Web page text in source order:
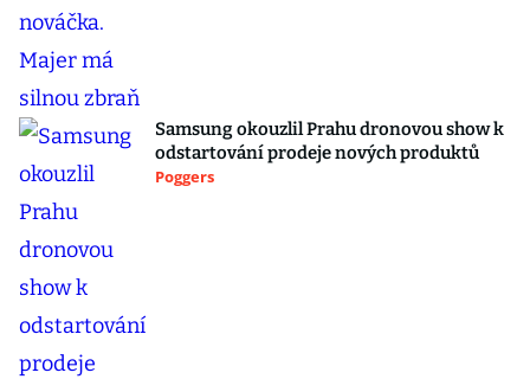
Samsung okouzlil Prahu dronovou show k
odstartování prodeje nových produktů
Poggers